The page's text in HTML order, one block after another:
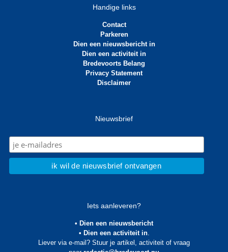
Handige links
Contact
Parkeren
Dien een nieuwsbericht in
Dien een activiteit in
Bredevoorts Belang
Privacy Statement
Disclaimer
Nieuwsbrief
Iets aanleveren?
• Dien een nieuwsbericht
• Dien een activiteit in.
Liever via e-mail? Stuur je artikel, activiteit of vraag